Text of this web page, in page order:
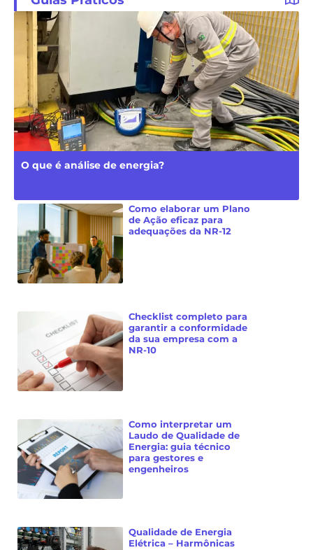
O que é análise de energia?
Como elaborar um Plano
de Ação eficaz para
adequações da NR-12
Checklist completo para
garantir a conformidade
da sua empresa com a
NR-10
Como interpretar um
Laudo de Qualidade de
Energia: guia técnico
para gestores e
engenheiros
Qualidade de Energia
Elétrica – Harmônicas